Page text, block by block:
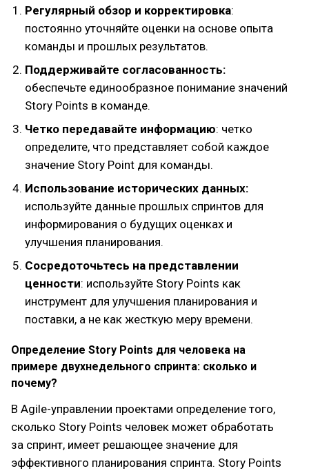
Регулярный обзор и корректировка:
постоянно уточняйте оценки на основе опыта
команды и прошлых результатов.
Поддерживайте согласованность:
обеспечьте единообразное понимание значений
Story Points в команде.
Четко передавайте информацию: четко
определите, что представляет собой каждое
значение Story Point для команды.
Использование исторических данных:
используйте данные прошлых спринтов для
информирования о будущих оценках и
улучшения планирования.
Сосредоточьтесь на представлении
ценности: используйте Story Points как
инструмент для улучшения планирования и
поставки, а не как жесткую меру времени.
Определение Story Points для человека на
примере двухнедельного спринта: сколько и
почему?
В Agile-управлении проектами определение того,
сколько Story Points человек может обработать
за спринт, имеет решающее значение для
эффективного планирования спринта. Story Points